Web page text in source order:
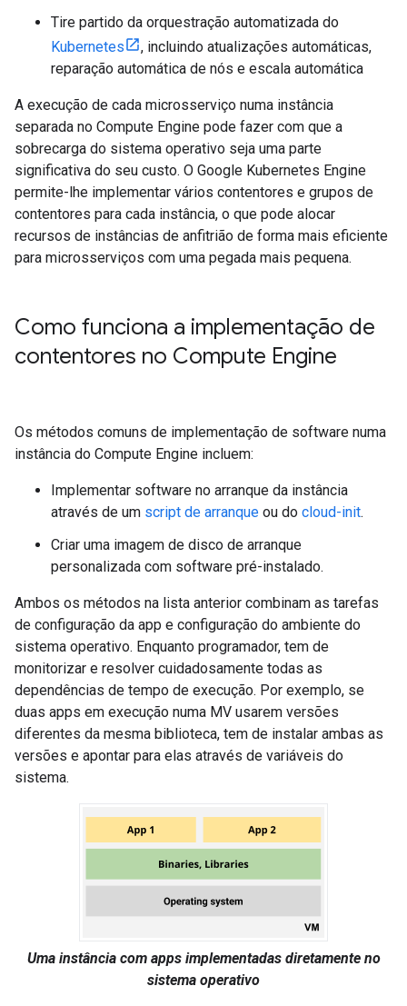
Tire partido da orquestração automatizada do
Kubernetes
, incluindo atualizações automáticas,
reparação automática de nós e escala automática
A execução de cada microsserviço numa instância
separada no Compute Engine pode fazer com que a
sobrecarga do sistema operativo seja uma parte
significativa do seu custo. O Google Kubernetes Engine
permite-lhe implementar vários contentores e grupos de
contentores para cada instância, o que pode alocar
recursos de instâncias de anfitrião de forma mais eficiente
para microsserviços com uma pegada mais pequena.
Como funciona a implementação de
contentores no Compute Engine
Os métodos comuns de implementação de software numa
instância do Compute Engine incluem:
Implementar software no arranque da instância
através de um script de arranque ou do cloud-init.
Criar uma imagem de disco de arranque
personalizada com software pré-instalado.
Ambos os métodos na lista anterior combinam as tarefas
de configuração da app e configuração do ambiente do
sistema operativo. Enquanto programador, tem de
monitorizar e resolver cuidadosamente todas as
dependências de tempo de execução. Por exemplo, se
duas apps em execução numa MV usarem versões
diferentes da mesma biblioteca, tem de instalar ambas as
versões e apontar para elas através de variáveis do
sistema.
Uma instância com apps implementadas diretamente no
sistema operativo